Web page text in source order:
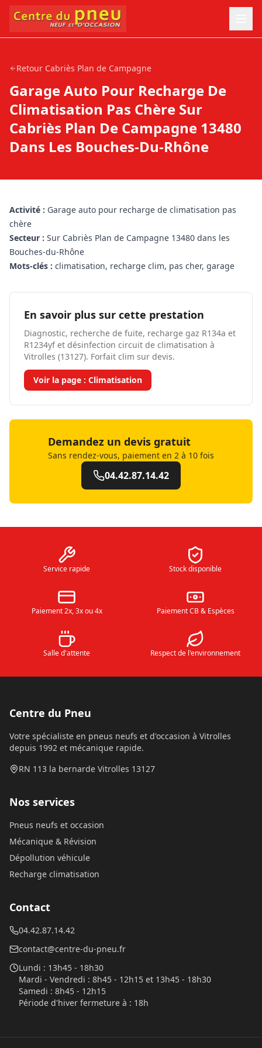
Retour Cabriès Plan de Campagne
Garage Auto Pour Recharge De
Climatisation Pas Chère Sur
Cabriès Plan De Campagne 13480
Dans Les Bouches-Du-Rhône
Activité : Garage auto pour recharge de climatisation pas
chère
Secteur : Sur Cabriès Plan de Campagne 13480 dans les
Bouches-du-Rhône
Mots-clés : climatisation, recharge clim, pas cher, garage
En savoir plus sur cette prestation
Diagnostic, recherche de fuite, recharge gaz R134a et
R1234yf et désinfection circuit de climatisation à
Vitrolles (13127). Forfait clim sur devis.
Voir la page : Climatisation
Demandez un devis gratuit
Sans rendez-vous, paiement en 2 à 10 fois
04.42.87.14.42
Service rapide Stock disponible
Paiement 2x, 3x ou 4x Paiement CB & Espèces
Salle d'attente Respect de l'environnement
Centre du Pneu
Votre spécialiste en pneus neufs et d'occasion à Vitrolles
depuis 1992 et mécanique rapide.
RN 113 la bernarde Vitrolles 13127
Nos services
Pneus neufs et occasion
Mécanique & Révision
Dépollution véhicule
Recharge climatisation
Contact
04.42.87.14.42
contact@centre-du-pneu.fr
Lundi : 13h45 - 18h30
Mardi - Vendredi : 8h45 - 12h15 et 13h45 - 18h30
Samedi : 8h45 - 12h15
Période d'hiver fermeture à : 18h